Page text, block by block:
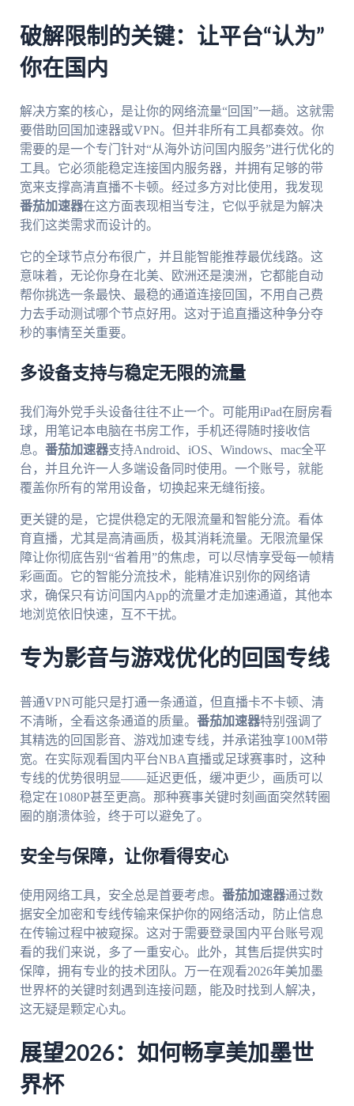
破解限制的关键：让平台“认为”
你在国内
解决方案的核心，是让你的网络流量“回国”一趟。这就需
要借助回国加速器或VPN。但并非所有工具都奏效。你
需要的是一个专门针对“从海外访问国内服务”进行优化的
工具。它必须能稳定连接国内服务器，并拥有足够的带
宽来支撑高清直播不卡顿。经过多方对比使用，我发现
番茄加速器在这方面表现相当专注，它似乎就是为解决
我们这类需求而设计的。
它的全球节点分布很广，并且能智能推荐最优线路。这
意味着，无论你身在北美、欧洲还是澳洲，它都能自动
帮你挑选一条最快、最稳的通道连接回国，不用自己费
力去手动测试哪个节点好用。这对于追直播这种争分夺
秒的事情至关重要。
多设备支持与稳定无限的流量
我们海外党手头设备往往不止一个。可能用iPad在厨房看
球，用笔记本电脑在书房工作，手机还得随时接收信
息。 番茄加速器支持Android、iOS、Windows、mac全平
台，并且允许一人多端设备同时使用。一个账号，就能
覆盖你所有的常用设备，切换起来无缝衔接。
更关键的是，它提供稳定的无限流量和智能分流。看体
育直播，尤其是高清画质，极其消耗流量。无限流量保
障让你彻底告别“省着用”的焦虑，可以尽情享受每一帧精
彩画面。它的智能分流技术，能精准识别你的网络请
求，确保只有访问国内App的流量才走加速通道，其他本
地浏览依旧快速，互不干扰。
专为影音与游戏优化的回国专线
普通VPN可能只是打通一条通道，但直播卡不卡顿、清
不清晰，全看这条通道的质量。 番茄加速器特别强调了
其精选的回国影音、游戏加速专线，并承诺独享100M带
宽。在实际观看国内平台NBA直播或足球赛事时，这种
专线的优势很明显——延迟更低，缓冲更少，画质可以
稳定在1080P甚至更高。那种赛事关键时刻画面突然转圈
圈的崩溃体验，终于可以避免了。
安全与保障，让你看得安心
使用网络工具，安全总是首要考虑。 番茄加速器通过数
据安全加密和专线传输来保护你的网络活动，防止信息
在传输过程中被窥探。这对于需要登录国内平台账号观
看的我们来说，多了一重安心。此外，其售后提供实时
保障，拥有专业的技术团队。万一在观看2026年美加墨
世界杯的关键时刻遇到连接问题，能及时找到人解决，
这无疑是颗定心丸。
展望2026：如何畅享美加墨世
界杯